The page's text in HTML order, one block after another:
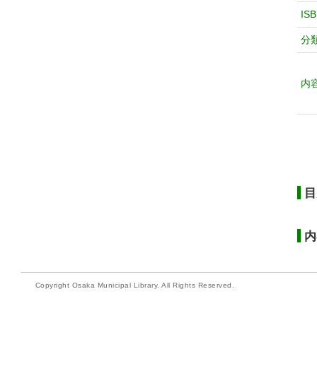
分
内
Copyright Osaka Municipal Library. All Rights Reserved.